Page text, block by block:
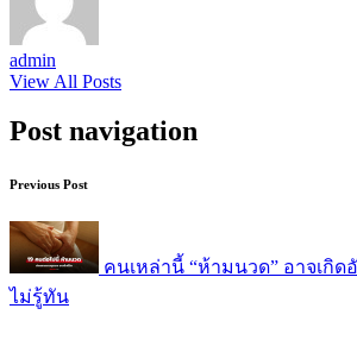
admin
View All Posts
Post navigation
Previous Post
คนเหล่านี้ “ห้ามนวด” อาจเกิด
ไม่รู้ทัน